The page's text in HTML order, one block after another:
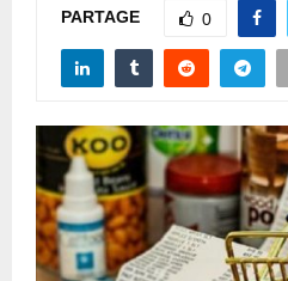
PARTAGE 0